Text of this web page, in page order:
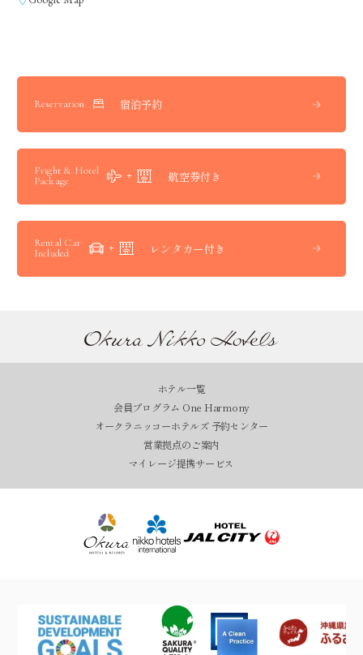
Reservation 宿泊予約
Fright & Hotel
Package
航空券付き
Rental Car
Included
レンタカー付き
ホテル一覧
会員プログラム One Harmony
オークラニッコーホテルズ 予約センター
営業拠点のご案内
マイレージ提携サービス